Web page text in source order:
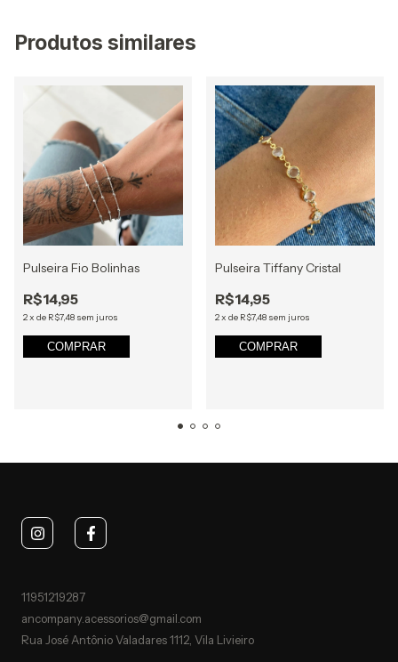
Produtos similares
Pulseira Fio Bolinhas
R$14,95
2x de R$7,48 sem juros
COMPRAR
Pulseira Tiffany Cristal
R$14,95
2x de R$7,48 sem juros
COMPRAR
11951219287
ancompany.acessorios@gmail.com
Rua José Antônio Valadares 1112, Vila Livieiro